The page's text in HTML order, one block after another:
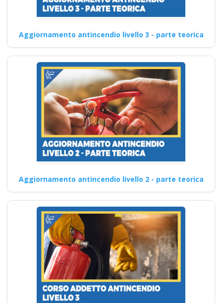
Aggiornamento antincendio livello 3 - parte teorica
Aggiornamento antincendio livello 2 - parte teorica